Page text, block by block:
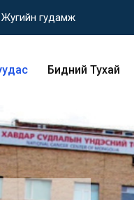
Жугийн гудамж
Бидний Тухай